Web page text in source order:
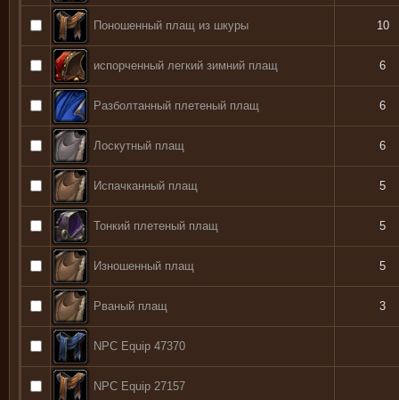
Поношенный плащ из шкуры 10
испорченный легкий зимний плащ 6
Разболтанный плетеный плащ 6
Лоскутный плащ 6
Испачканный плащ 5
Тонкий плетеный плащ 5
Изношенный плащ 5
Рваный плащ 3
NPC Equip 47370
NPC Equip 27157